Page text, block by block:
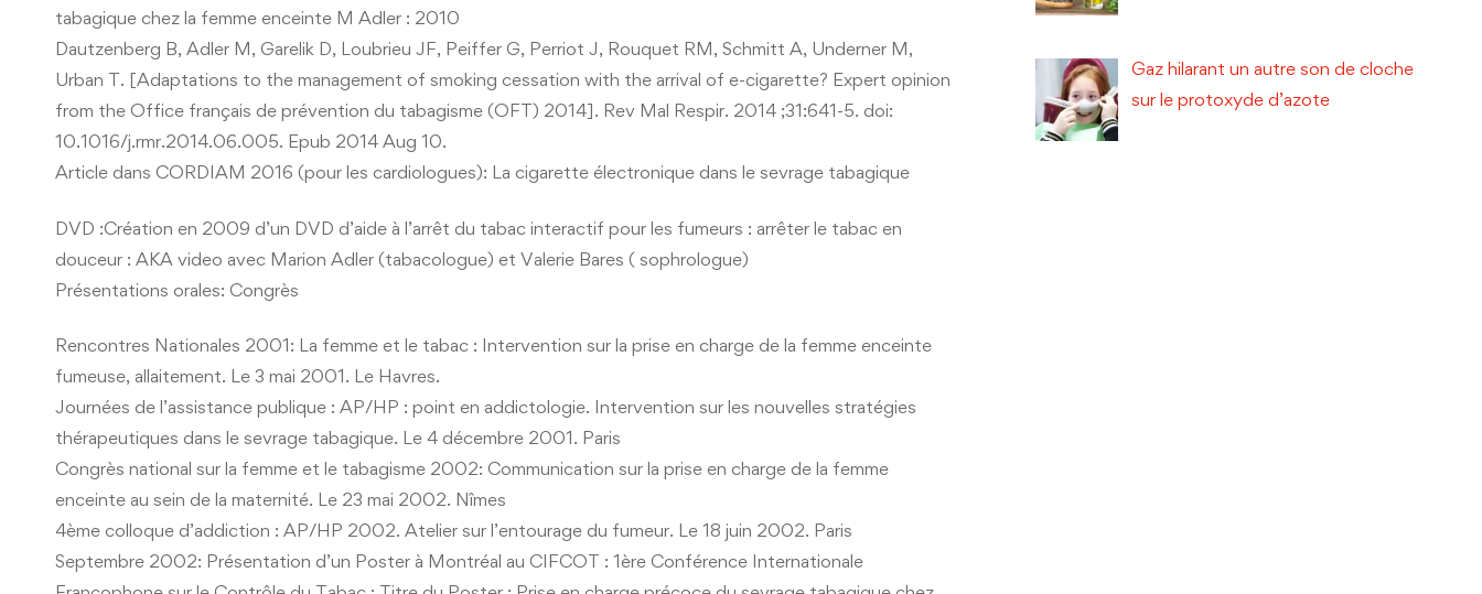
tabagique chez la femme enceinte M Adler : 2010
Dautzenberg B, Adler M, Garelik D, Loubrieu JF, Peiffer G, Perriot J, Rouquet RM, Schmitt A, Underner M,
Urban T. [Adaptations to the management of smoking cessation with the arrival of e-cigarette? Expert opinion
from the Office français de prévention du tabagisme (OFT) 2014]. Rev Mal Respir. 2014 ;31:641-5. doi:
10.1016/j.rmr.2014.06.005. Epub 2014 Aug 10.
Article dans CORDIAM 2016 (pour les cardiologues): La cigarette électronique dans le sevrage tabagique
DVD :Création en 2009 d’un DVD d’aide à l’arrêt du tabac interactif pour les fumeurs : arrêter le tabac en
douceur : AKA video avec Marion Adler (tabacologue) et Valerie Bares ( sophrologue)
Présentations orales: Congrès
Rencontres Nationales 2001: La femme et le tabac : Intervention sur la prise en charge de la femme enceinte
fumeuse, allaitement. Le 3 mai 2001. Le Havres.
Journées de l’assistance publique : AP/HP : point en addictologie. Intervention sur les nouvelles stratégies
thérapeutiques dans le sevrage tabagique. Le 4 décembre 2001. Paris
Congrès national sur la femme et le tabagisme 2002: Communication sur la prise en charge de la femme
enceinte au sein de la maternité. Le 23 mai 2002. Nîmes
4ème colloque d’addiction : AP/HP 2002. Atelier sur l’entourage du fumeur. Le 18 juin 2002. Paris
Septembre 2002: Présentation d’un Poster à Montréal au CIFCOT : 1ère Conférence Internationale
Gaz hilarant un autre son de cloche
sur le protoxyde d’azote